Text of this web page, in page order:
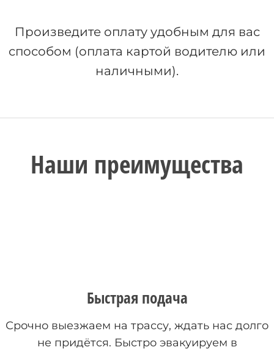
Произведите оплату удобным для вас
способом (оплата картой водителю или
наличными).
Наши преимущества
Быстрая подача
Срочно выезжаем на трассу, ждать нас долго
не придётся. Быстро эвакуируем в